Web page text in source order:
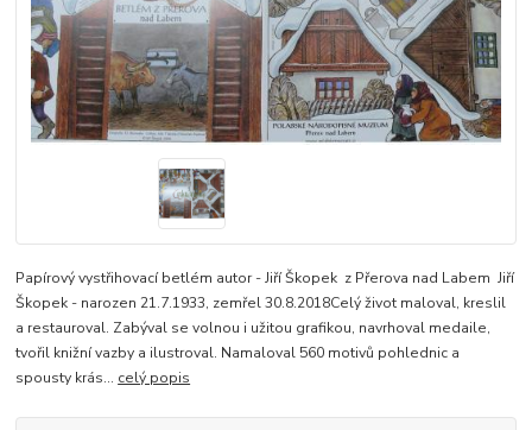
Papírový vystřihovací betlém autor - Jiří Škopek z Přerova nad Labem Jiří
Škopek - narozen 21.7.1933, zemřel 30.8.2018Celý život maloval, kreslil
a restauroval. Zabýval se volnou i užitou grafikou, navrhoval medaile,
tvořil knižní vazby a ilustroval. Namaloval 560 motivů pohlednic a
spousty krás... celý popis